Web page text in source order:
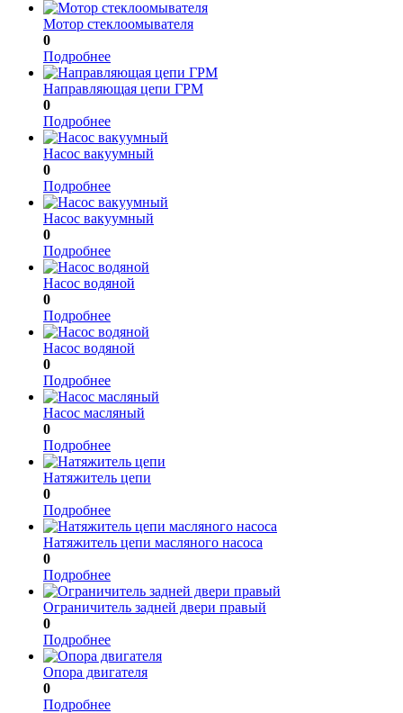
Мотор стеклоомывателя
0
Подробнее
Направляющая цепи ГРМ
0
Подробнее
Насос вакуумный
0
Подробнее
Насос вакуумный
0
Подробнее
Насос водяной
0
Подробнее
Насос водяной
0
Подробнее
Насос масляный
0
Подробнее
Натяжитель цепи
0
Подробнее
Натяжитель цепи масляного насоса
0
Подробнее
Ограничитель задней двери правый
0
Подробнее
Опора двигателя
0
Подробнее